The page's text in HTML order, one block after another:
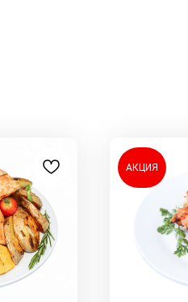
АКЦИЯ